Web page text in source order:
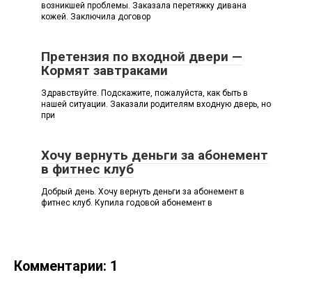
возникшей проблемы. Заказала перетяжку дивана
кожей. Заключила договор
Претензия по входной двери —
Кормят завтраками
Здравствуйте. Подскажите, пожалуйста, как быть в
нашей ситуации. Заказали родителям входную дверь, но
при
Хочу вернуть деньги за абонемент
в фитнес клуб
Добрый день. Хочу вернуть деньги за абонемент в
фитнес клуб. Купила годовой абонемент в
Комментарии: 1